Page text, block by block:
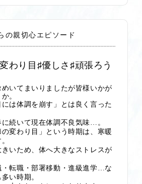
の親切心エピソード
わり目♯優しさ♯頑張ろう
いてまいりましたが皆様いかが
。
には体調を崩す」とは良く言った
続いて現在体調不良気味…。
変わり目」という時期は、寒暖
いため、体へ大きなストレスが
・転職・部署移動・進級進学…な
い時期。